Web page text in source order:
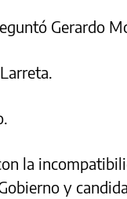
Gerardo
la
y